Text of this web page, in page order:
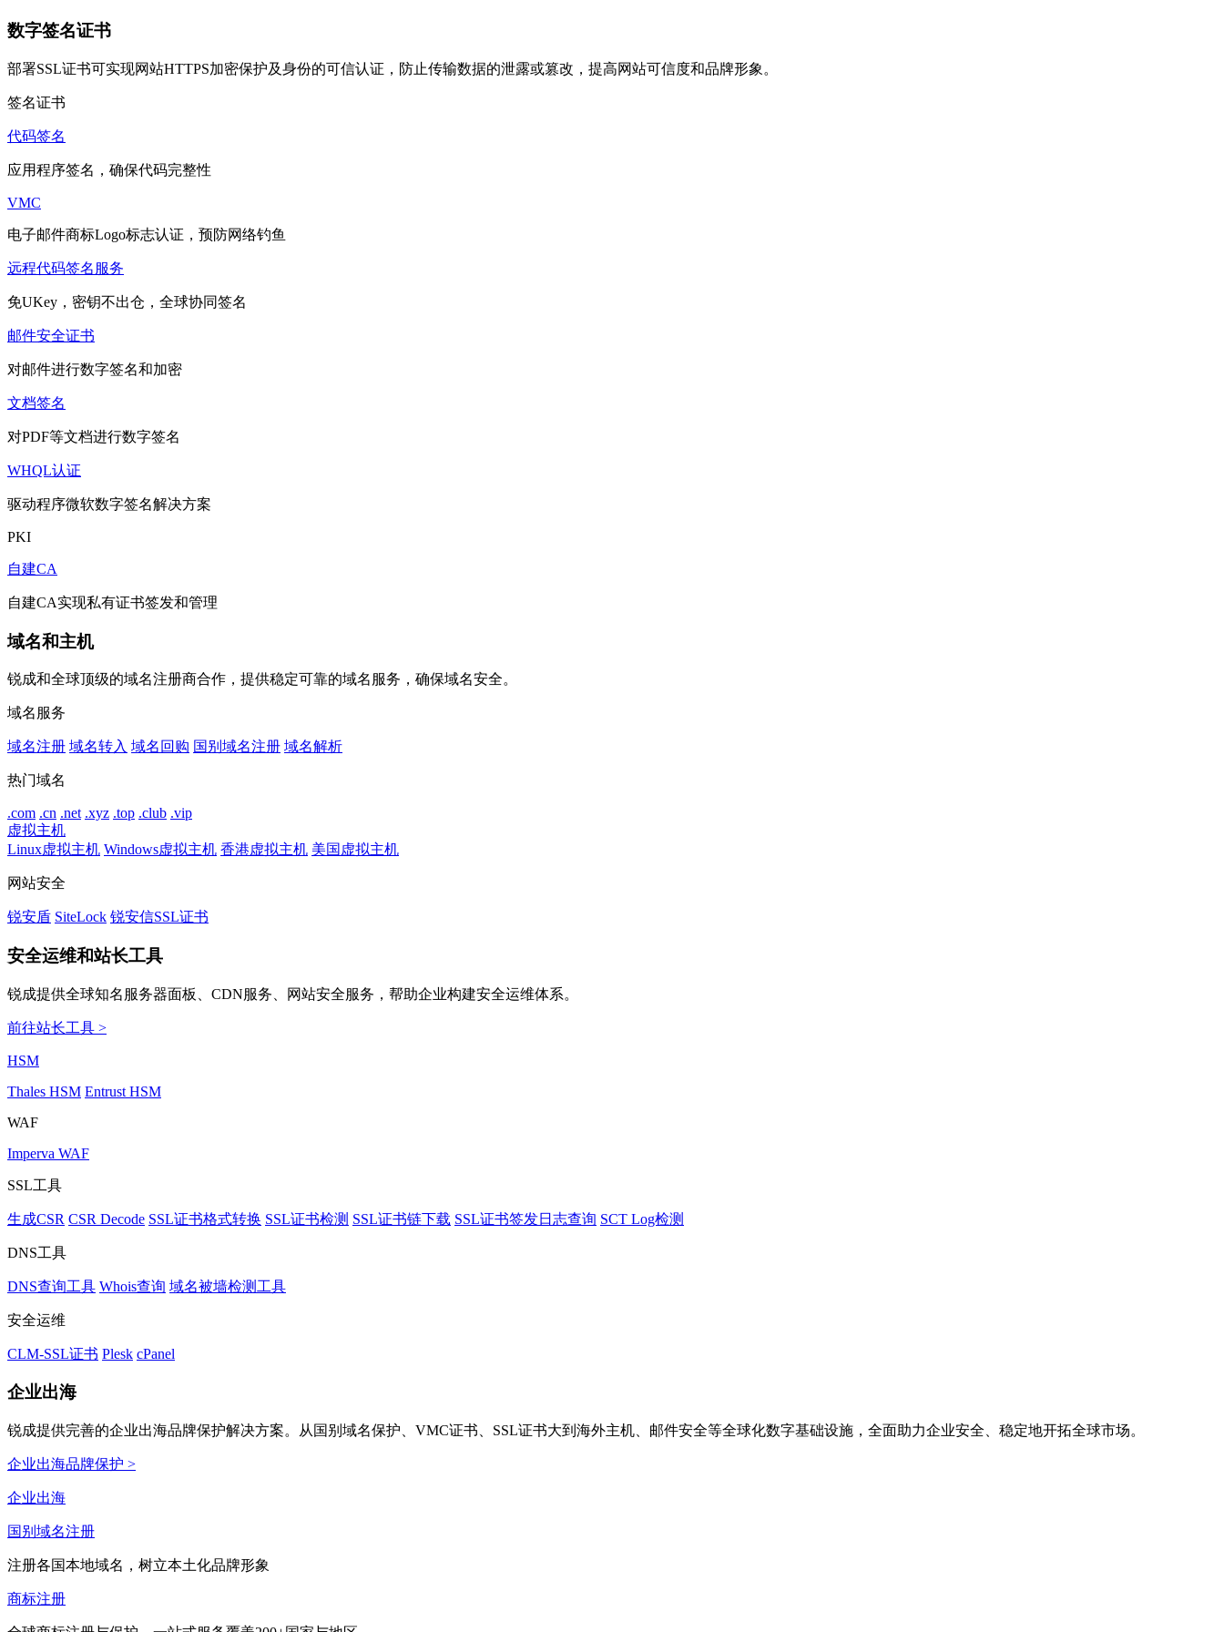
数字签名证书
部署SSL证书可实现网站HTTPS加密保护及身份的可信认证，防止传输数据的泄露或篡改，提高网站可信度和品牌形象。
签名证书
代码签名
应用程序签名，确保代码完整性
VMC
电子邮件商标Logo标志认证，预防网络钓鱼
远程代码签名服务
免UKey，密钥不出仓，全球协同签名
邮件安全证书
对邮件进行数字签名和加密
文档签名
对PDF等文档进行数字签名
WHQL认证
驱动程序微软数字签名解决方案
PKI
自建CA
自建CA实现私有证书签发和管理
域名和主机
锐成和全球顶级的域名注册商合作，提供稳定可靠的域名服务，确保域名安全。
域名服务
域名注册 域名转入 域名回购 国别域名注册 域名解析
热门域名
.com .cn .net .xyz .top .club .vip
虚拟主机
Linux虚拟主机 Windows虚拟主机 香港虚拟主机 美国虚拟主机
网站安全
锐安盾 SiteLock 锐安信SSL证书
安全运维和站长工具
锐成提供全球知名服务器面板、CDN服务、网站安全服务，帮助企业构建安全运维体系。
前往站长工具 >
HSM
Thales HSM Entrust HSM
WAF
Imperva WAF
SSL工具
生成CSR CSR Decode SSL证书格式转换 SSL证书检测 SSL证书链下载 SSL证书签发日志查询 SCT Log检测
DNS工具
DNS查询工具 Whois查询 域名被墙检测工具
安全运维
CLM-SSL证书 Plesk cPanel
企业出海
锐成提供完善的企业出海品牌保护解决方案。从国别域名保护、VMC证书、SSL证书大到海外主机、邮件安全等全球化数字基础设施，全面助力企业安全、稳定地开拓全球市场。
企业出海品牌保护 >
企业出海
国别域名注册
注册各国本地域名，树立本土化品牌形象
商标注册